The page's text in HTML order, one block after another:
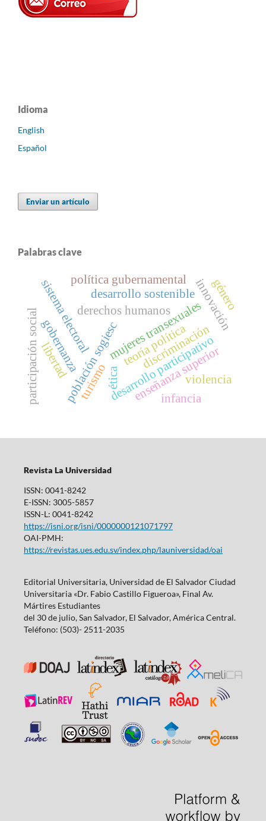
Idioma
English
Español
Enviar un artículo
Palabras clave
derechos humanos
discriminación
mujeres transexuales
población sogiesc
sistema electoral
desarrollo participativo
gobernanza
innovación
participación social turismo
desarrollo sostenible
enseñanza superior
libertad teoría política
violencia
infancia
ética
política gubernamental género
Revista La Universidad
ISSN: 0041-8242
E-ISSN: 3005-5857
ISSN-L: 0041-8242
https://isni.org/isni/0000000121071797
OAI-PMH:
https://revistas.ues.edu.sv/index.php/launiversidad/oai
Editorial Universitaria, Universidad de El Salvador Ciudad
Universitaria «Dr. Fabio Castillo Figueroa», Final Av.
Mártires Estudiantes
del 30 de julio, San Salvador, El Salvador, América Central.
Teléfono: (503)- 2511-2035